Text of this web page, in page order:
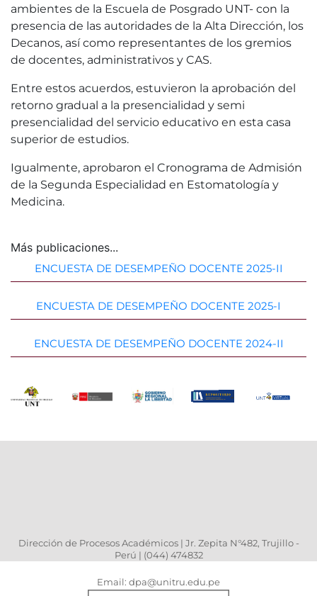
ambientes de la Escuela de Posgrado UNT- con la
presencia de las autoridades de la Alta Dirección, los
Decanos, así como representantes de los gremios
de docentes, administrativos y CAS.
Entre estos acuerdos, estuvieron la aprobación del
retorno gradual a la presencialidad y semi
presencialidad del servicio educativo en esta casa
superior de estudios.
Igualmente, aprobaron el Cronograma de Admisión
de la Segunda Especialidad en Estomatología y
Medicina.
Más publicaciones...
ENCUESTA DE DESEMPEÑO DOCENTE 2025-II
ENCUESTA DE DESEMPEÑO DOCENTE 2025-I
ENCUESTA DE DESEMPEÑO DOCENTE 2024-II
Dirección de Procesos Académicos | Jr. Zepita N°482, Trujillo -
Perú | (044) 474832
Email: dpa@unitru.edu.pe